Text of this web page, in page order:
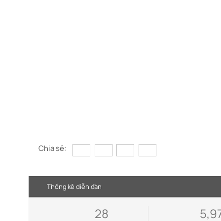
Chia sẻ:
Thống kê diễn đàn
28